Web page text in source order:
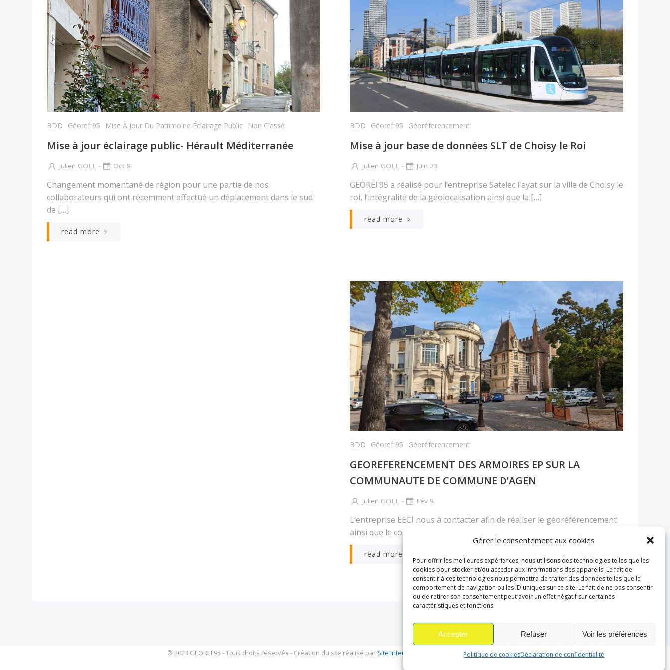
Gérer le consentement aux cookies
Pour offrir les meilleures expériences, nous utilisons des technologies telles que les
cookies pour stocker et/ou accéder aux informations des appareils. Le fait de
consentir à ces technologies nous permettra de traiter des données telles que le
comportement de navigation ou les ID uniques sur ce site. Le fait de ne pas consentir
ou de retirer son consentement peut avoir un effet négatif sur certaines
caractéristiques et fonctions.
Accepter Refuser Voir les préférences
Politique de cookiesDéclaration de confidentialité
BDD Géoref 95 Mise À Jour Du Patrimoine Éclairage Public Non Classé
Mise à jour éclairage public- Hérault Méditerranée
Julien GOLL - Oct 8
Changement momentané de région pour une partie de nos
collaborateurs qui ont récemment effectué un déplacement dans le sud
de […]
read more
BDD Géoref 95 Géoréferencement
Mise à jour base de données SLT de Choisy le Roi
Julien GOLL - Juin 23
GEOREF95 a réalisé pour l’entreprise Satelec Fayat sur la ville de Choisy le
roi, l’intégralité de la géolocalisation ainsi que la […]
read more
BDD Géoref 95 Géoréferencement
GEOREFERENCEMENT DES ARMOIRES EP SUR LA
COMMUNAUTE DE COMMUNE D’AGEN
Julien GOLL - Fév 9
L’entreprise EECI nous à contacter afin de réaliser le géoréférencement
ainsi que le contrôle électrique des armoires d’éclairage public sur […]
read more
® 2023 GEOREF95 - Tous droits réservés - Création du site réalisé par Site Internet Pour Tous , agence web Oise.